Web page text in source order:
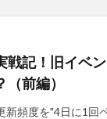
戦記！旧イベ
前編）
新頻度を"4日に1回